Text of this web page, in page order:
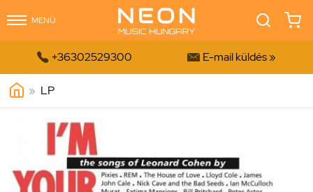
MENÜ
 +36302529300  E-mail küldés »
» LP